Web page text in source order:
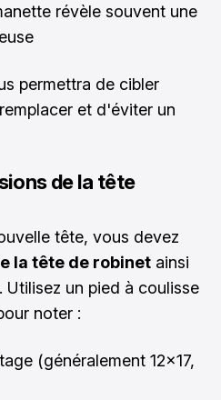
révèle souvent une
permettra de cibler
et d'éviter un
de la tête
tête, vous devez
la tête de robinet ainsi
un pied à coulisse
noter :
(généralement 12x17,